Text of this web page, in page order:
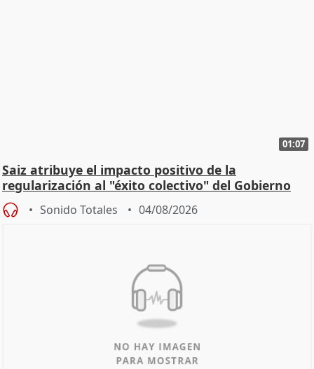
01:07
Saiz atribuye el impacto positivo de la
regularización al "éxito colectivo" del Gobierno
Sonido Totales 04/08/2026